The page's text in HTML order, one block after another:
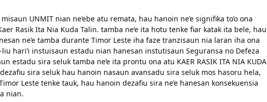
UNMIT nian ne’ebe atu remata, hau hanoin ne’e signifika to’o ona
Rasik Ita Nia Kuda Talin. tamba ne’e ita hotu tenke fiar katak ita bele, hau
ne’e tamba durante Timor Leste iha faze tranzisaun nia laran iha ona
hari’i instuisaun estadu nian hanesan instutisaun Seguransa no Defeza
estadu sira seluk tamba ne’e ita prontu ona atu KAER RASIK ITA NIA KUDA
sira seluk hau hanoin nasaun avansadu sira seluk mos hasoru hela,
Leste tenke tauk, hau hanoin dezafiu sira ne’e hanesan konsekuensia
nian.